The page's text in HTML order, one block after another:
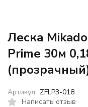
Леска
Prime 30м
Написать отзыв
Артикул: ZFLP3-018